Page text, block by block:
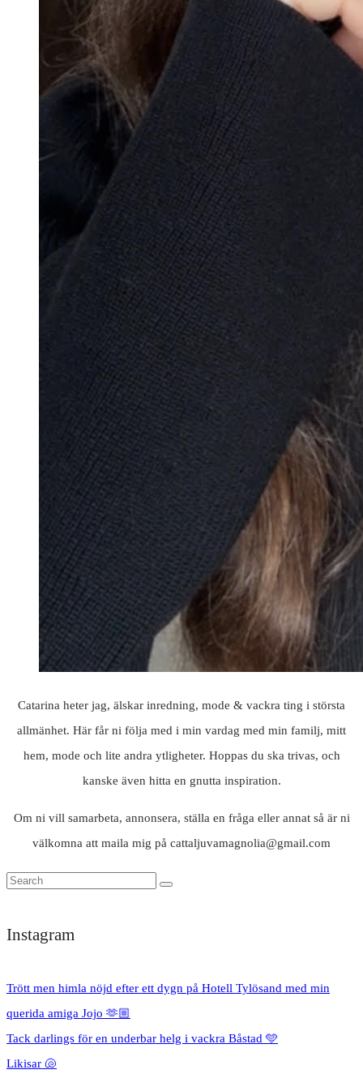
Catarina heter jag, älskar inredning, mode & vackra ting i största
allmänhet. Här får ni följa med i min vardag med min familj, mitt
hem, mode och lite andra ytligheter. Hoppas du ska trivas, och
kanske även hitta en gnutta inspiration.
Om ni vill samarbeta, annonsera, ställa en fråga eller annat så är ni
välkomna att maila mig på cattaljuvamagnolia@gmail.com
Instagram
Trött men himla nöjd efter ett dygn på Hotell Tylösand med min
querida amiga Jojo 🫶🏼
Tack darlings för en underbar helg i vackra Båstad 🩵
Likisar 🐚